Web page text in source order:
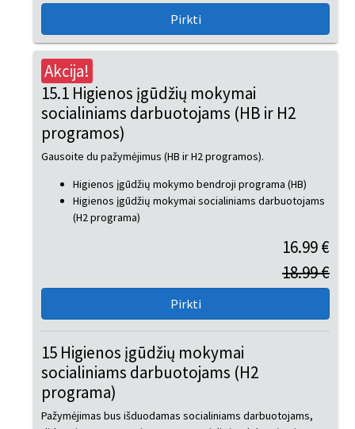
15 Higienos įgūdžių mokymai
socialiniams darbuotojams (H2
programa)
Pažymėjimas bus išduodamas socialiniams darbuotojams,
Akcija!
15.1 Higienos įgūdžių mokymai
socialiniams darbuotojams (HB ir H2
programos)
Gausoite du pažymėjimus (HB ir H2 programos).
Higienos įgūdžių mokymo bendroji programa (HB)
Higienos įgūdžių mokymai socialiniams darbuotojams
(H2 programa)
16.99 €
18.99 €